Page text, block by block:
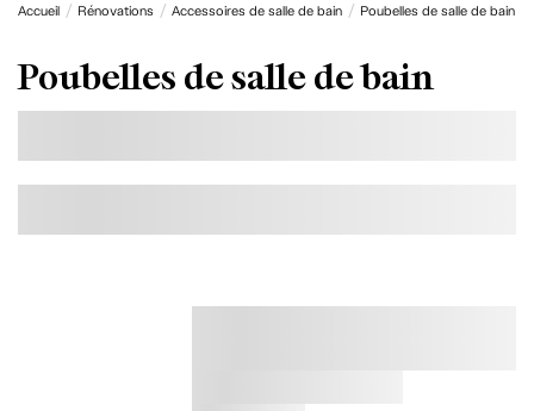
Accueil Rénovations Accessoires de salle de bain Poubelles de salle de bain
Poubelles de salle de bain